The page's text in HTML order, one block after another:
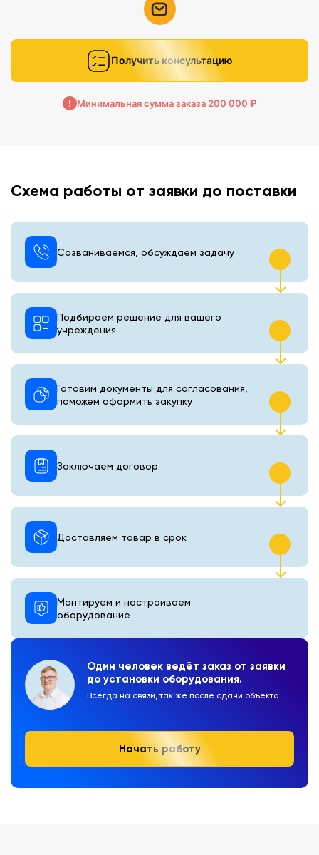
Получить консультацию
Минимальная сумма заказа 200 000 ₽
Схема работы от заявки до поставки
Один человек ведёт заказ от заявки
до установки оборудования.
Всегда на связи, так же после сдачи объекта.
Начать работу
Созваниваемся, обсуждаем задачу
Подбираем решение для вашего
учреждения
Готовим документы для согласования,
поможем оформить закупку
Монтируем и настраиваем
оборудование
Доставляем товар в срок
Заключаем договор